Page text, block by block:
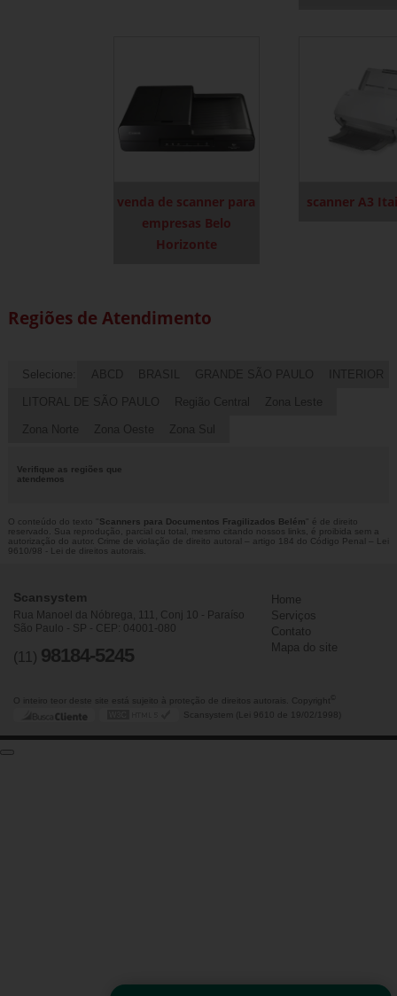
venda de scanner para
empresas Belo
Horizonte
scanner A3
Regiões de Atendimento
Selecione: ABCD BRASIL GRANDE SÃO PAULO INTERIOR
LITORAL DE SÃO PAULO Região Central Zona Leste
Zona Norte Zona Oeste Zona Sul
Verifique as regiões que
atendemos
O conteúdo do texto " Scanners para Documentos Fragilizados Belém " é de direito
reservado. Sua reprodução, parcial ou total, mesmo citando nossos links, é proibida sem a
autorização do autor. Crime de violação de direito autoral – artigo 184 do Código Penal –
Lei
9610/98 - Lei de direitos autorais
Scansystem
Rua Manoel da Nóbrega, 111, Conj 10 - Paraíso
São Paulo - SP - CEP: 04001-080
(11) 98184-5245
Home
Serviços
Contato
Mapa do site
O inteiro teor deste site está sujeito à proteção de direitos autorais. Copyright
Scansystem (Lei 9610 de 19/02/1998)